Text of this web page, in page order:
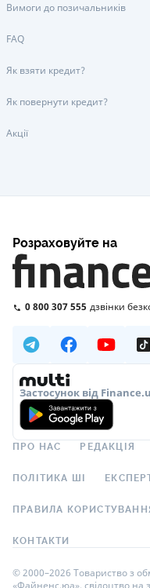
Вимоги до позичальників
FAQ
Як взяти кредит?
Як повернути кредит?
Акції
Розраховуйте на
0 800 307 555 дзвінки
Застосунок від
ПРО НАС РЕДАКЦІЯ
ПОЛІТИКА ШІ
ПРАВИЛА
КОНТАКТИ
© 2000–2026 Товариство з
«Файненс.юа», свідоцтво на